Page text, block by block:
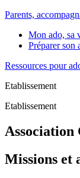
Parents,
Mon ado, sa
Préparer son
Ressources pour
Etablissement
Etablissement
Missions et